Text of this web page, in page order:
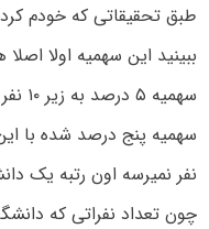
طبق تحقیقاتی که خودم
ببینید این سهمیه اولا
نفر نمیرسه اون رتبه یک